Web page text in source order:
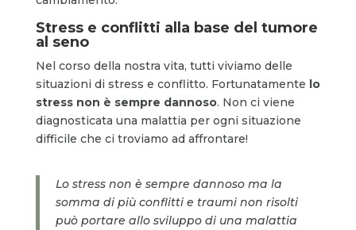
Stress e conflitti alla base del tumore
al seno
Nel corso della nostra vita, tutti viviamo delle
situazioni di stress e conflitto. Fortunatamente lo
stress non è sempre dannoso. Non ci viene
diagnosticata una malattia per ogni situazione
difficile che ci troviamo ad affrontare!
Lo stress non è sempre dannoso ma la
somma di più conflitti e traumi non risolti
può portare allo sviluppo di una malattia